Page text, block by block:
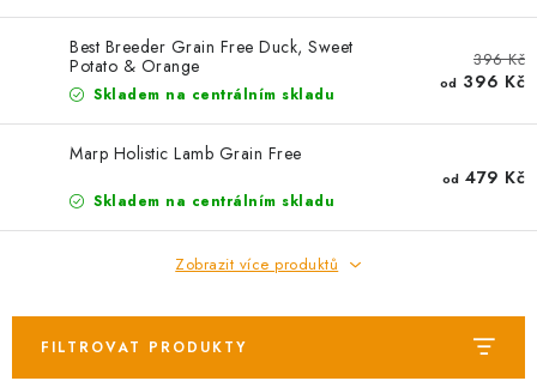
Best Breeder Grain Free Duck, Sweet
Potato & Orange
Skladem na centrálním skladu
396 Kč
od 396 Kč
Marp Holistic Lamb Grain Free
Skladem na centrálním skladu
od 479 Kč
Zobrazit více produktů
FILTROVAT PRODUKTY